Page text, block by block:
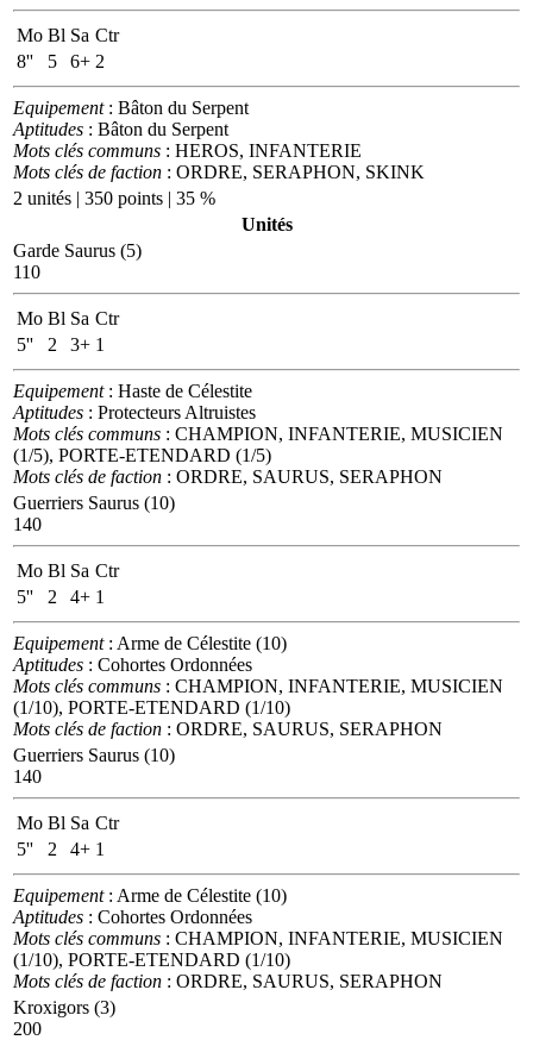
Mo Bl Sa Ctr
8''
5 6+ 2
Equipement: Bâton du Serpent
Aptitudes : Bâton du Serpent
Mots clés communs : HEROS, INFANTERIE
Mots clés de faction : ORDRE, SERAPHON, SKINK
2 unités | 350 points | 35 %
Unités
Garde Saurus (5)
110
Mo Bl Sa Ctr
5''
2 3+ 1
Equipement: Haste de Célestite
Aptitudes : Protecteurs Altruistes
Mots clés communs : CHAMPION, INFANTERIE, MUSICIEN
(1/5), PORTE-ETENDARD (1/5)
Mots clés de faction : ORDRE, SAURUS, SERAPHON
Guerriers Saurus (10)
140
Mo Bl Sa Ctr
5''
2 4+ 1
Equipement: Arme de Célestite (10)
Aptitudes : Cohortes Ordonnées
Mots clés communs : CHAMPION, INFANTERIE, MUSICIEN
(1/10), PORTE-ETENDARD (1/10)
Mots clés de faction : ORDRE, SAURUS, SERAPHON
Guerriers Saurus (10)
140
Mo Bl Sa Ctr
5''
2 4+ 1
Equipement: Arme de Célestite (10)
Aptitudes : Cohortes Ordonnées
Mots clés communs : CHAMPION, INFANTERIE, MUSICIEN
(1/10), PORTE-ETENDARD (1/10)
Mots clés de faction : ORDRE, SAURUS, SERAPHON
Kroxigors (3)
200